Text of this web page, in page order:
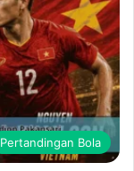
Pertandingan Bola